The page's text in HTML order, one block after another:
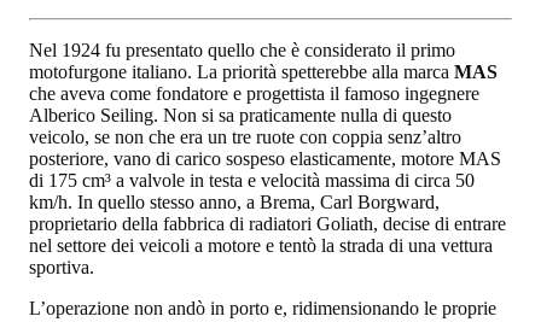
Nel 1924 fu presentato quello che è considerato il primo
motofurgone italiano. La priorità spetterebbe alla marca MAS
che aveva come fondatore e progettista il famoso ingegnere
Alberico Seiling. Non si sa praticamente nulla di questo
veicolo, se non che era un tre ruote con coppia senz’altro
posteriore, vano di carico sospeso elasticamente, motore MAS
di 175 cm³ a valvole in testa e velocità massima di circa 50
km/h. In quello stesso anno, a Brema, Carl Borgward,
proprietario della fabbrica di radiatori Goliath, decise di entrare
nel settore dei veicoli a motore e tentò la strada di una vettura
sportiva.
L’operazione non andò in porto e, ridimensionando le proprie